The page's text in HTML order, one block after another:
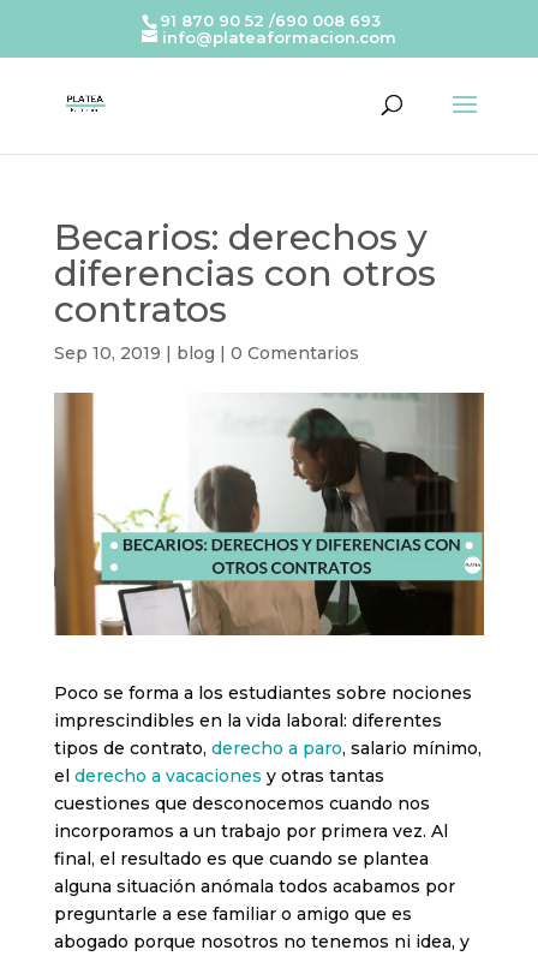
91 870 90 52 /690 008 693
info@plateaformacion.com
Becarios: derechos y
diferencias con otros
contratos
Sep 10, 2019 | blog | 0 Comentarios
Poco se forma a los estudiantes sobre nociones
imprescindibles en la vida laboral: diferentes
tipos de contrato, derecho a paro, salario mínimo,
el derecho a vacaciones y otras tantas
cuestiones que desconocemos cuando nos
incorporamos a un trabajo por primera vez. Al
final, el resultado es que cuando se plantea
alguna situación anómala todos acabamos por
preguntarle a ese familiar o amigo que es
abogado porque nosotros no tenemos ni idea, y